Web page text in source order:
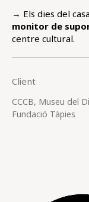
→ Els dies del
monitor de
centre cultural.
Client
CCCB, Museu del
Fundació Tàpies